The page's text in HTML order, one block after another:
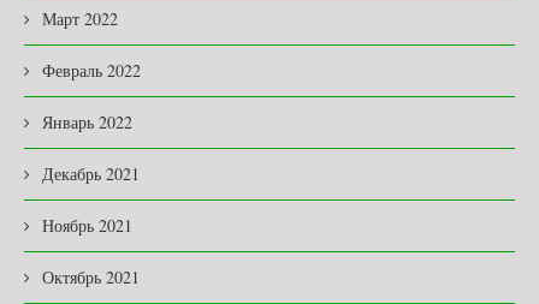
Март 2022
Февраль 2022
Январь 2022
Декабрь 2021
Ноябрь 2021
Октябрь 2021